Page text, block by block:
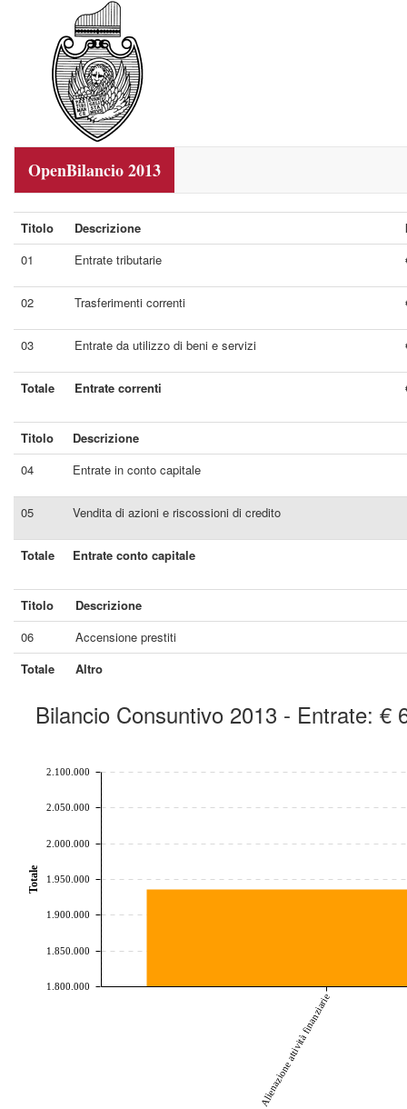
OpenBilancio 2013
Titolo Descrizione
01
Entrate tributarie
02 Trasferimenti correnti
03 Entrate da utilizzo di beni e servizi
Totale Entrate correnti
Titolo
Descrizione
04
Entrate in conto capitale
05 Vendita di azioni e riscossioni di credito
Totale Entrate conto capitale
Titolo
Descrizione
06
Accensione prestiti
Totale
Altro
Bilancio Consuntivo 2013 - Entrate: €
Alienazione attività finanziarie
1.800.000
1.850.000
1.900.000
1.950.000
2.000.000
2.050.000
2.100.000
Totale